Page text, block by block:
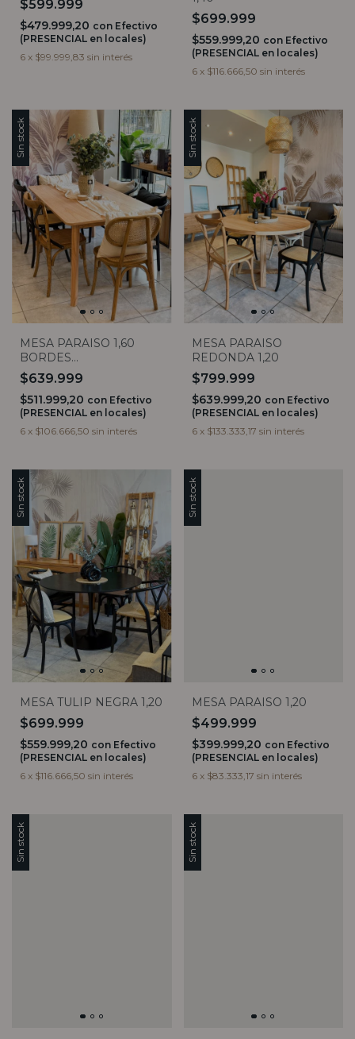
$599.999
$479.999,20 con Efectivo
(PRESENCIAL en locales)
6 x $99.999,83 sin interés
$699.999
$559.999,20 con Efectivo
(PRESENCIAL en locales)
6 x $116.666,50 sin interés
Sin stock
MESA PARAISO 1,60
BORDES
REDONDEADOS
$639.999
$511.999,20 con Efectivo
(PRESENCIAL en locales)
6 x $106.666,50 sin interés
Sin stock
MESA PARAISO
REDONDA 1,20
$799.999
$639.999,20 con Efectivo
(PRESENCIAL en locales)
6 x $133.333,17 sin interés
Sin stock
MESA TULIP NEGRA 1,20
$699.999
$559.999,20 con Efectivo
(PRESENCIAL en locales)
6 x $116.666,50 sin interés
Sin stock
MESA PARAISO 1,20
$499.999
$399.999,20 con Efectivo
(PRESENCIAL en locales)
6 x $83.333,17 sin interés
Sin stock Sin stock